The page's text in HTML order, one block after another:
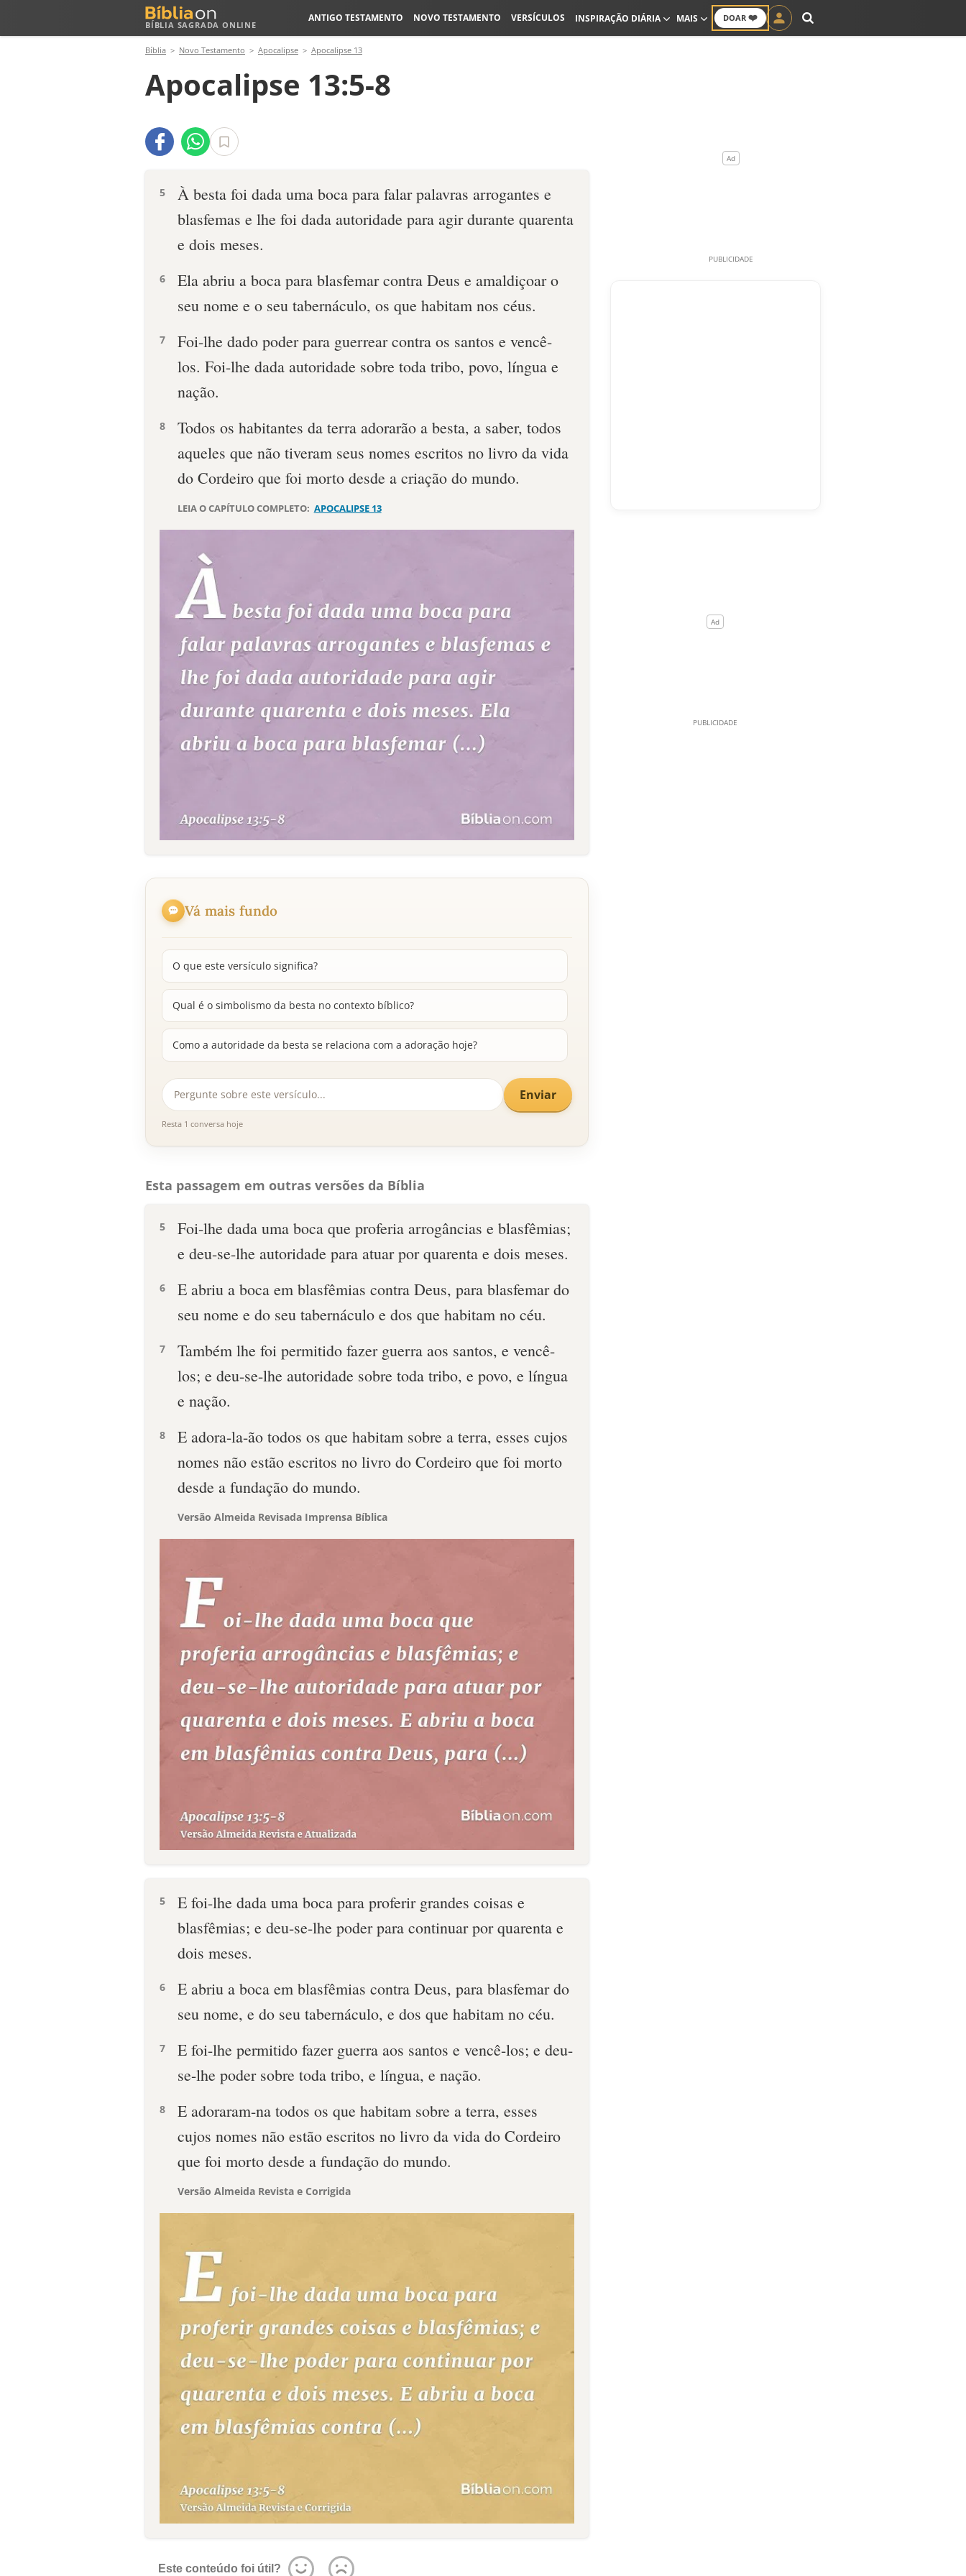
BÍBLIA SAGRADA ONLINE
DOAR ❤️
ANTIGO TESTAMENTO NOVO TESTAMENTO VERSÍCULOS INSPIRAÇÃO DIÁRIA MAIS
Bíblia Novo Testamento Apocalipse Apocalipse 13
Apocalipse 13:5-8
5
À besta foi dada uma boca para falar palavras arrogantes e
blasfemas e lhe foi dada autoridade para agir durante quarenta
e dois meses.
6
Ela abriu a boca para blasfemar contra Deus e amaldiçoar o
seu nome e o seu tabernáculo, os que habitam nos céus.
7
Foi-lhe dado poder para guerrear contra os santos e vencê-
los. Foi-lhe dada autoridade sobre toda tribo, povo, língua e
nação.
8
Todos os habitantes da terra adorarão a besta, a saber, todos
aqueles que não tiveram seus nomes escritos no livro da vida
do Cordeiro que foi morto desde a criação do mundo.
LEIA O CAPÍTULO COMPLETO: APOCALIPSE 13
Vá mais fundo
O que este versículo significa?
Qual é o simbolismo da besta no contexto bíblico?
Como a autoridade da besta se relaciona com a adoração hoje?
Enviar
Resta 1 conversa hoje
Esta passagem em outras versões da Bíblia
5
Foi-lhe dada uma boca que proferia arrogâncias e blasfêmias;
e deu-se-lhe autoridade para atuar por quarenta e dois meses.
6
E abriu a boca em blasfêmias contra Deus, para blasfemar do
seu nome e do seu tabernáculo e dos que habitam no céu.
7
Também lhe foi permitido fazer guerra aos santos, e vencê-
los; e deu-se-lhe autoridade sobre toda tribo, e povo, e língua
e nação.
8
E adora-la-ão todos os que habitam sobre a terra, esses cujos
nomes não estão escritos no livro do Cordeiro que foi morto
desde a fundação do mundo.
Versão Almeida Revisada Imprensa Bíblica
5
E foi-lhe dada uma boca para proferir grandes coisas e
blasfêmias; e deu-se-lhe poder para continuar por quarenta e
dois meses.
6
E abriu a boca em blasfêmias contra Deus, para blasfemar do
seu nome, e do seu tabernáculo, e dos que habitam no céu.
7
E foi-lhe permitido fazer guerra aos santos e vencê-los; e deu-
se-lhe poder sobre toda tribo, e língua, e nação.
8
E adoraram-na todos os que habitam sobre a terra, esses
cujos nomes não estão escritos no livro da vida do Cordeiro
que foi morto desde a fundação do mundo.
Versão Almeida Revista e Corrigida
Este conteúdo foi útil?